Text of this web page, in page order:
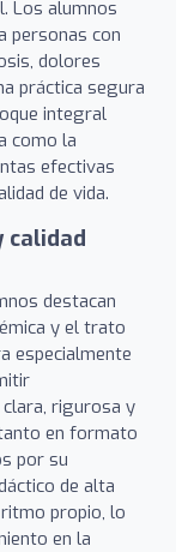
Los alumnos
personas con
dolores
práctica segura
integral
como la
efectivas
de vida.
calidad
destacan
y el trato
especialmente
rigurosa y
en formato
por su
de alta
propio, lo
en la